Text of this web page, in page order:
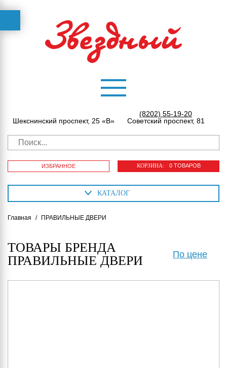
Шекснинский проспект, 25 «В»
(8202) 55-19-20
Советский проспект, 81
ИЗБРАННОЕ КОРЗИНА: 0 ТОВАРОВ
КАТАЛОГ
Главная / ПРАВИЛЬНЫЕ ДВЕРИ
ТОВАРЫ БРЕНДА
ПРАВИЛЬНЫЕ ДВЕРИ
По цене